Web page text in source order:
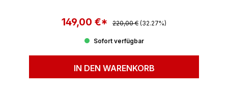
Verkaufspreis:
149,00 €* Regulärer Preis:
220,00 € (32.27%)
Sofort verfügbar
IN DEN WARENKORB